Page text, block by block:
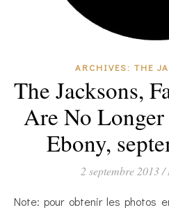
ARCHIVES: THE
The Jacksons,
Are No
Ebony,
2 septembre 2013/
Note: pour obtenir les photos en taille réelle, un petit clic